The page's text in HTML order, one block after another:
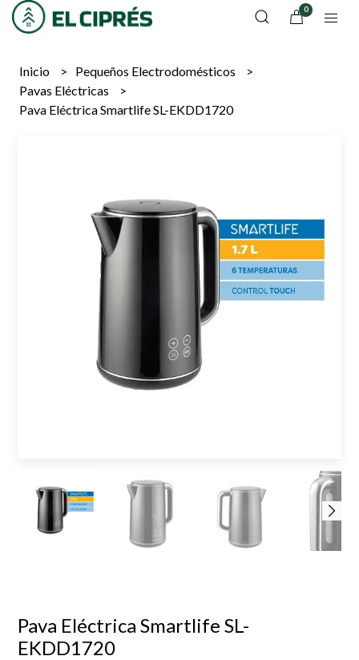
0
Inicio
Pequeños Electrodomésticos
Pavas Eléctricas
Pava Eléctrica Smartlife SL-EKDD1720
Pava Eléctrica Smartlife SL-
EKDD1720